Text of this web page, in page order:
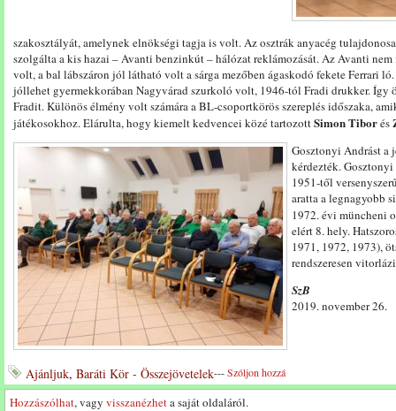
szakosztályát, amelynek elnökségi tagja is volt. Az osztrák anyacég
szolgálta a kis hazai – Avanti benzinkút – hálózat reklámozását. Az Avanti nem
volt, a bal lábszáron jól látható volt a sárga mezőben ágaskodó fekete Ferrari
jóllehet gyermekkorában Nagyvárad szurkoló volt, 1946-tól Fradi drukker. Így
Fradit. Különös élmény volt számára a BL-csoportkörös szereplés időszaka,
játékosokhoz. Elárulta, hogy kiemelt kedvencei közé tartozottSimon Tiborés
Gosztonyi Andrást
kérdezték. Gosztonyi
1951-től
aratta a legnagyobb
1972. évi müncheni
elért 8. hely.
1971, 1972, 1973),
rendszeresen
SzB
2019. november 26.
Ajánljuk, Baráti Kör - Összejövetelek---Szóljon hozzá
Hozzászólhat, vagy visszanézheta saját oldaláról.